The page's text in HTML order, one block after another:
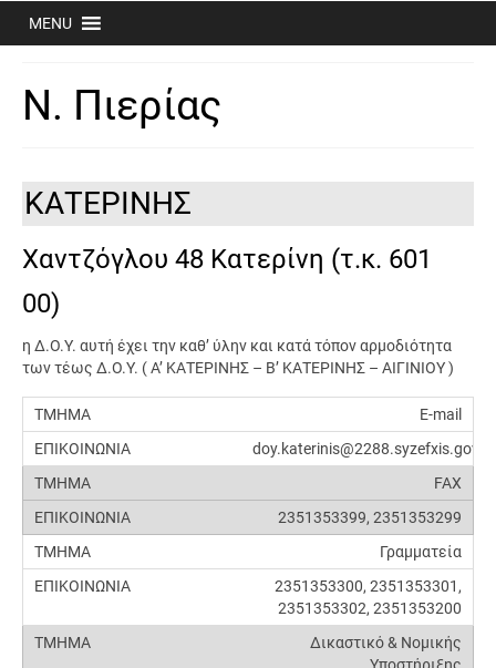
MENU
Ν. Πιερίας
ΚΑΤΕΡΙΝΗΣ
Χαντζόγλου 48 Κατερίνη (τ.κ. 601
00)
η Δ.Ο.Υ. αυτή έχει την καθ’ ύλην και κατά τόπον αρμοδιότητα
των τέως Δ.Ο.Υ. ( Α’ ΚΑΤΕΡΙΝΗΣ – Β’ ΚΑΤΕΡΙΝΗΣ – ΑΙΓΙΝΙΟΥ )
E-mail
doy.katerinis@2288.syzefxis.gov.gr
FAX
2351353399, 2351353299
Γραμματεία
2351353300, 2351353301,
2351353302, 2351353200
Δικαστικό & Νομικής